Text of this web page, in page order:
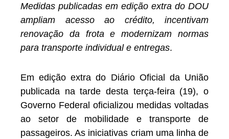
Medidas publicadas em edição extra do DOU
ampliam acesso ao crédito, incentivam
renovação da frota e modernizam normas
para transporte individual e entregas.
Em edição extra do Diário Oficial da União
publicada na tarde desta terça-feira (19), o
Governo Federal oficializou medidas voltadas
ao setor de mobilidade e transporte de
passageiros. As iniciativas criam uma linha de